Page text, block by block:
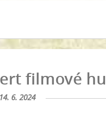
filmové
14. 6. 2024